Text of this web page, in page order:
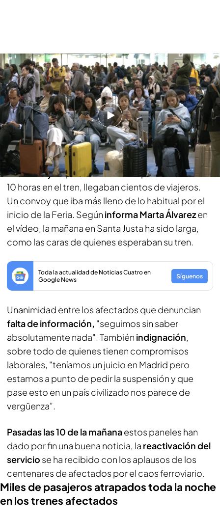
Indignación en la estación de Santa Justa por el caos ferroviario
PUEDE INTERESARTE
Así funciona la cámara de vigilancia que ha
dejado sin puntos en el carnet a un pueblo
entero
La situación en la estaciónsevillana de Santa Justa
no era mejorque en Atocha. Después de más de
10 horas en el tren, llegaban cientos de viajeros.
Un convoy que iba más lleno de lo habitual por el
inicio de la Feria. Según informa Marta Álvarezen
el vídeo, la mañana en Santa Justa ha sido larga,
como las caras de quienes esperaban su tren.
Toda la actualidad de Noticias Cuatro en
Google News
Síguenos
Unanimidad entre los afectados que denuncian
falta de información, "seguimos sin saber
absolutamente nada". También indignación,
sobre todo de quienes tienen compromisos
laborales, "teníamos un juicio en Madrid pero
estamos a punto de pedir la suspensión y que
pase esto en un país civilizado nos parece de
vergüenza".
Pasadas las 10 de la mañanaestos paneles han
dado por fin una buena noticia, la reactivación del
servicio se ha recibido con los aplausos de los
centenares de afectados por el caos ferroviario.
Miles de pasajeros atrapados toda la noche
en los trenes afectados